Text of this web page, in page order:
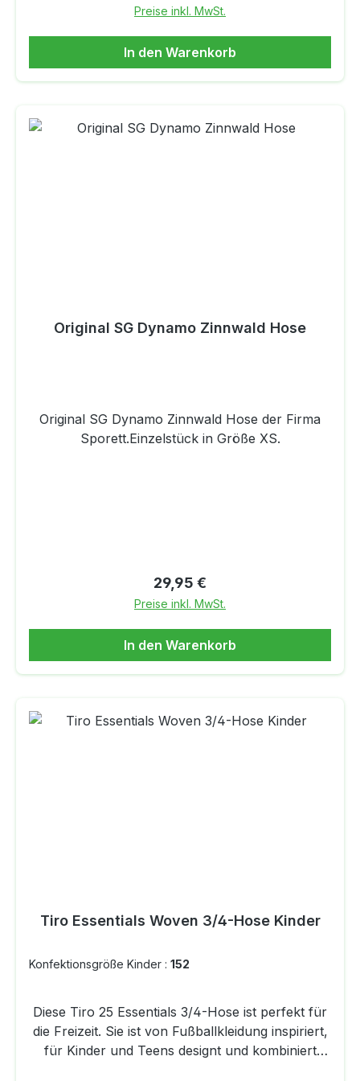
Preise inkl. MwSt.
In den Warenkorb
Original SG Dynamo Zinnwald Hose
Original SG Dynamo Zinnwald Hose der Firma
Sporett.Einzelstück in Größe XS.
Regulärer Preis:
29,95 €
Preise inkl. MwSt.
In den Warenkorb
Tiro Essentials Woven 3/4-Hose Kinder
Konfektionsgröße Kinder : 152
Diese Tiro 25 Essentials 3/4-Hose ist perfekt für
die Freizeit. Sie ist von Fußballkleidung inspiriert,
für Kinder und Teens designt und kombiniert